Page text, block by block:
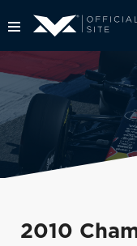
2010